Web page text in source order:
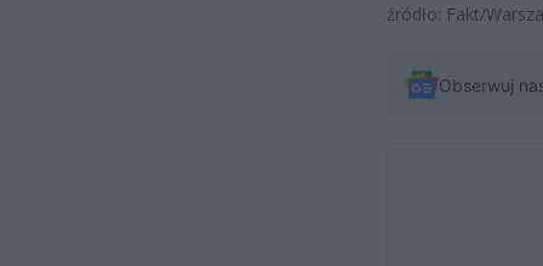
źródło: Fakt/
Obserwuj